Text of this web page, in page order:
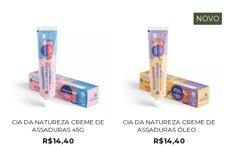
CIA DA NATUREZA CREME DE
ASSADURAS 45G
R$14,40
NOVO
CIA DA NATUREZA CREME DE
ASSADURAS ÓLEO...
R$14,40